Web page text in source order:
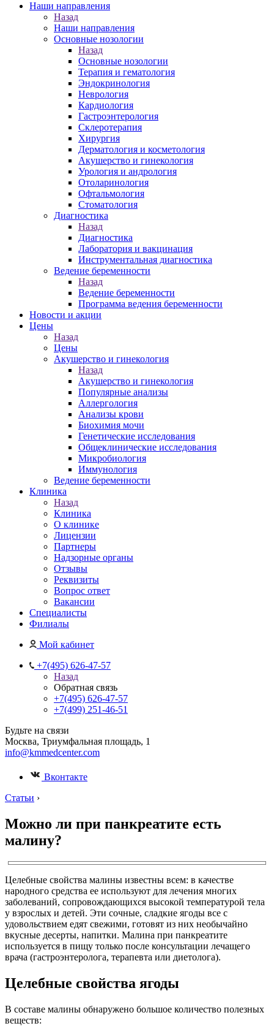
Наши направления
Назад
Наши направления
Основные нозологии
Назад
Основные нозологии
Терапия и гематология
Эндокринология
Неврология
Кардиология
Гастроэнтерология
Склеротерапия
Хирургия
Дерматология и косметология
Акушерство и гинекология
Урология и андрология
Отоларинология
Офтальмология
Стоматология
Диагностика
Назад
Диагностика
Лаборатория и вакцинация
Инструментальная диагностика
Ведение беременности
Назад
Ведение беременности
Программа ведения беременности
Новости и акции
Цены
Назад
Цены
Акушерство и гинекология
Назад
Акушерство и гинекология
Популярные анализы
Аллергология
Анализы крови
Биохимия мочи
Генетические исследования
Общеклинические исследования
Микробиология
Иммунология
Ведение беременности
Клиника
Назад
Клиника
О клинике
Лицензии
Партнеры
Надзорные органы
Отзывы
Реквизиты
Вопрос ответ
Вакансии
Специалисты
Филиалы
Мой кабинет
+7(495) 626-47-57
Назад
Обратная связь
+7(495) 626-47-57
+7(499) 251-46-51
Будьте на связи
Москва, Триумфальная площадь, 1
info@kmmedcenter.com
Вконтакте
Статьи ›
Можно ли при панкреатите есть
малину?
Целебные свойства малины известны всем: в качестве
народного средства ее используют для лечения многих
заболеваний, сопровождающихся высокой температурой тела
у взрослых и детей. Эти сочные, сладкие ягоды все с
удовольствием едят свежими, готовят из них необычайно
вкусные десерты, напитки. Малина при панкреатите
используется в пищу только после консультации лечащего
врача (гастроэнтеролога, терапевта или диетолога).
Целебные свойства ягоды
В составе малины обнаружено большое количество полезных
веществ: